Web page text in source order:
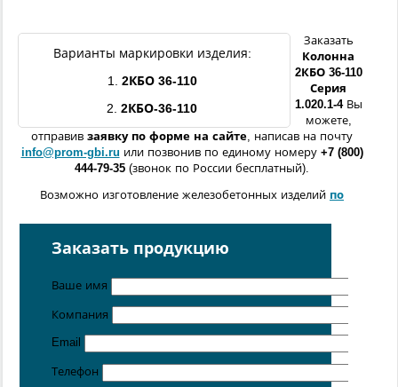
Варианты маркировки изделия:
1. 2КБО 36-110
2. 2КБО-36-110
Заказать
Колонна
2КБО 36-110
Серия
1.020.1-4 Вы
можете,
отправив заявку по форме на сайте, написав на почту
info@prom-gbi.ru или позвонив по единому номеру +7 (800)
444-79-35 (звонок по России бесплатный).
Возможно изготовление железобетонных изделий по
расположенных вСанкт-Петербурге
Цена от 5 руб. / кг
Заказать продукцию
Ваше имя
Компания
Email
Телефон